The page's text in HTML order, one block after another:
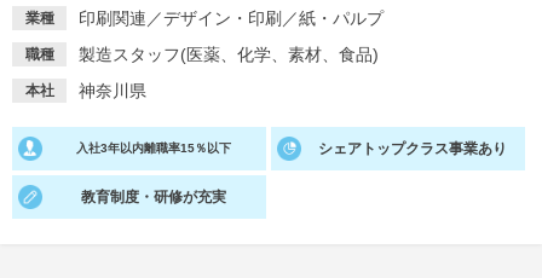
イベントを探す
就活ノウハウ・サポート
就活支援
業種 印刷関連 ／デザイン・印刷 ／紙・パルプ
職種 製造スタッフ(医薬、化学、素材、食品)
本社 神奈川県
入社3年以内離職率15％以下 シェアトップクラス事業あり
教育制度・研修が充実